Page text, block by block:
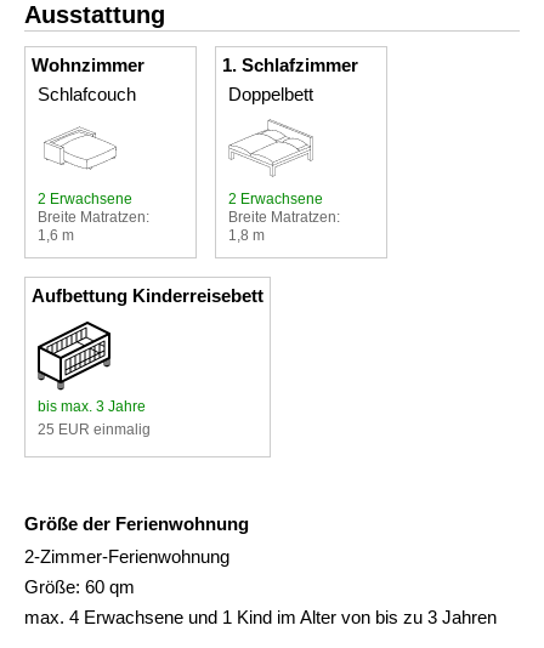
Ausstattung
Wohnzimmer
Schlafcouch
2 Erwachsene
Breite Matratzen:
1,6 m
1. Schlafzimmer
Doppelbett
2 Erwachsene
Breite Matratzen:
1,8 m
Aufbettung Kinderreisebett
bis max. 3 Jahre
25 EUR einmalig
Größe der Ferienwohnung
2-Zimmer-Ferienwohnung
Größe: 60 qm
max. 4 Erwachsene und 1 Kind im Alter von bis zu 3 Jahren